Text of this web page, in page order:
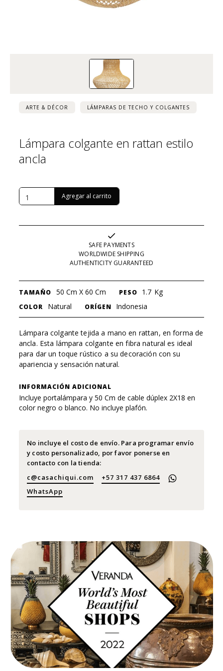
ARTE & DÉCOR LÁMPARAS DE TECHO Y COLGANTES
Lámpara colgante en rattan estilo
ancla
SAFE PAYMENTS
WORLDWIDE SHIPPING
AUTHENTICITY GUARANTEED
TAMAÑO 50 Cm X 60 Cm PESO 1.7 Kg
COLOR Natural ORÍGEN Indonesia
Lámpara colgante tejida a mano en rattan, en forma de
ancla. Esta lámpara colgante en fibra natural es ideal
para dar un toque rústico a su decoración con su
apariencia y sensación natural.
INFORMACIÓN ADICIONAL
Incluye portalámpara y 50 Cm de cable dúplex 2X18 en
color negro o blanco. No incluye plafón.
No incluye el costo de envío. Para programar envío
y costo personalizado, por favor ponerse en
contacto con la tienda:
c@casachiqui.com
+57 317 437 6864
WhatsApp